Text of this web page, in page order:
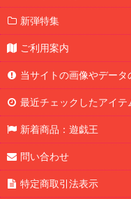
新弾特集
ご利用案内
当サイトの画像やデータ
最近チェックしたアイテ
新着商品：遊戯王
問い合わせ
特定商取引法表示